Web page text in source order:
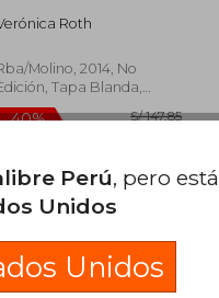
dcto.Roth
Molino, 2014, No
Tapa Blanda,
Perú, pero
Unidos
Unidos